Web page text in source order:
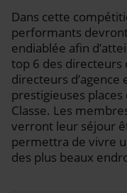
Dans cette
performants
endiablée afin
top 6 des directeurs
directeurs d’agence
prestigieuses
Classe. Les
verront leur séjour
permettra de vivre
des plus beaux